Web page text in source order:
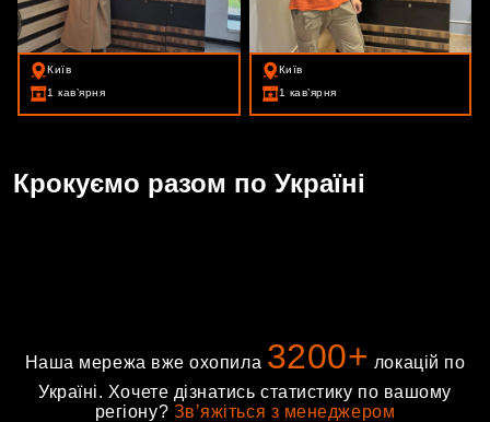
Київ
1 кавʼярня
Київ
1 кавʼярня
Крокуємо разом по Україні
Наша мережа вже охопила 3200+ локацій по
Україні. Хочете дізнатись статистику по вашому
регіону? Звʼяжіться з менеджером